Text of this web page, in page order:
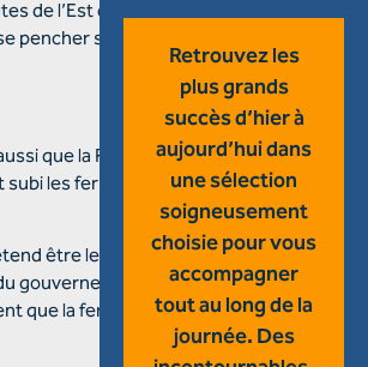
de l’Est du Québec demande à la
pencher sur la dégradation des soins de
que la Protectrice du citoyen
subi les fermetures de lits dans le réseau
être le seul à s’être adressé à ces 2
gouvernement. La présidente du
que la fermeture de lits entraîne une
Retrouvez les
plus grands
succès d’hier à
aujourd’hui dans
une sélection
soigneusement
choisie pour vous
accompagner
tout au long de la
journée. Des